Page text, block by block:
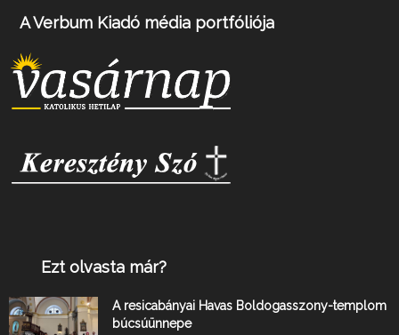
A Verbum Kiadó média portfóliója
Ezt olvasta már?
A resicabányai Havas Boldogasszony-templom
búcsúünnepe